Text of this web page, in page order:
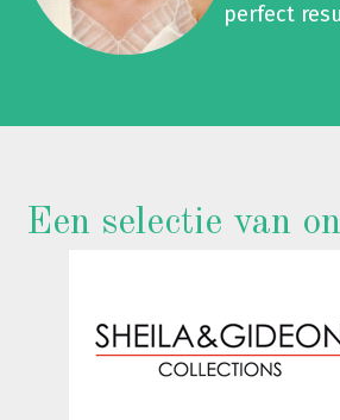
perfect
Een selectie van